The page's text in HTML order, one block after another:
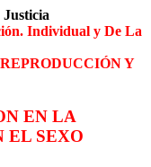
Justicia
Individual y De La
Y
EN LA
EL SEXO